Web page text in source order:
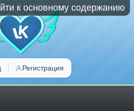
к основному содержанию
Регистрация